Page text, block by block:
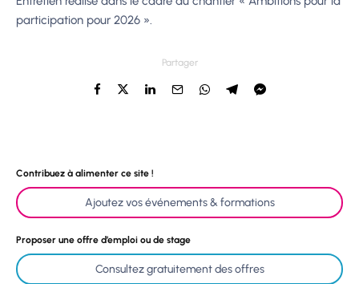
participation pour 2026 ».
Partager
Contribuez à alimenter ce site !
Ajoutez vos événements & formations
Proposer une offre d’emploi ou de stage
Consultez gratuitement des offres